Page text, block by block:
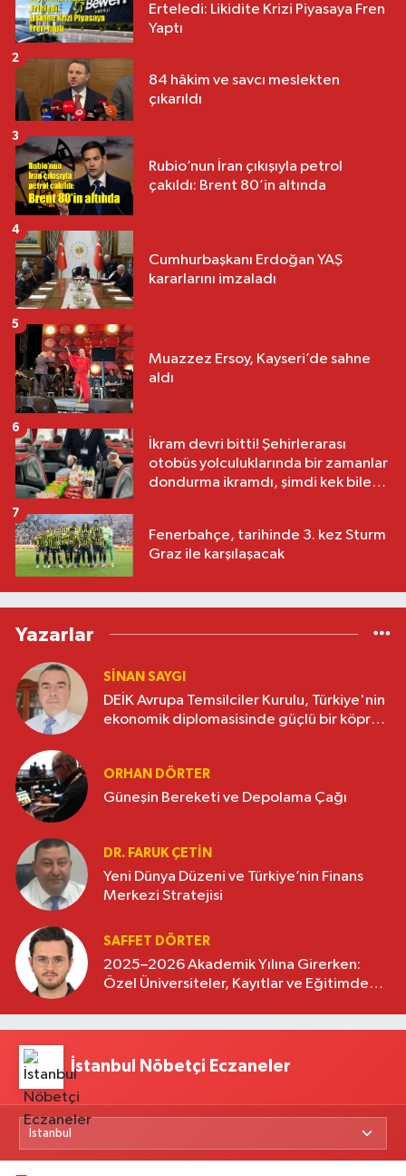
Erteledi: Likidite Krizi Piyasaya Fren
Yaptı
84 hâkim ve savcı meslekten
çıkarıldı
2
Rubio’nun İran çıkışıyla petrol
çakıldı: Brent 80’in altında
3
Cumhurbaşkanı Erdoğan YAŞ
kararlarını imzaladı
4
Muazzez Ersoy, Kayseri’de sahne
aldı
5
İkram devri bitti! Şehirlerarası
otobüs yolculuklarında bir zamanlar
dondurma ikramdı, şimdi kek bile
6
Fenerbahçe, tarihinde 3. kez Sturm
Graz ile karşılaşacak
7
Yazarlar
SINAN SAYGI
DEİK Avrupa Temsilciler Kurulu, Türkiye'nin
ekonomik diplomasisinde güçlü bir köprü
ORHAN DÖRTER
Güneşin Bereketi ve Depolama Çağı
DR. FARUK ÇETİN
Yeni Dünya Düzeni ve Türkiye’nin Finans
Merkezi Stratejisi
SAFFET DÖRTER
2025–2026 Akademik Yılına Girerken:
Özel Üniversiteler, Kayıtlar ve Eğitimde
İstanbul Nöbetçi Eczaneler